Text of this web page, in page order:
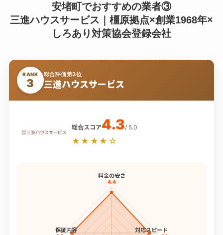
安堵町でおすすめの業者③
三進ハウスサービス｜橿原拠点×創業1968年×
しろあり対策協会登録会社
RANK
3
総合評価第3位
三進ハウスサービス
総合スコア4.3/ 5.0
★★★★☆
料金の安さ
4.4
対応スピード
保証内容